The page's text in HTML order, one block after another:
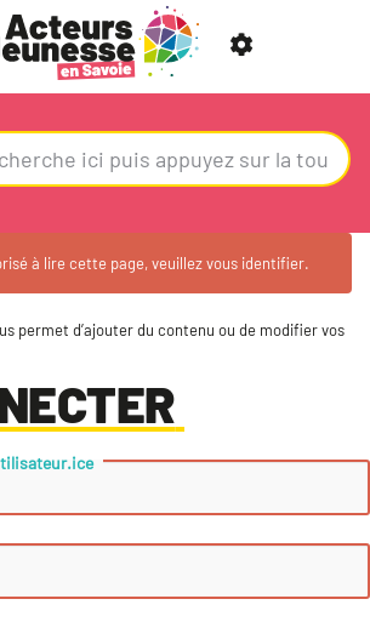
à lire cette page, veuillez vous identifier.
permet d’ajouter du contenu ou de modifier vos